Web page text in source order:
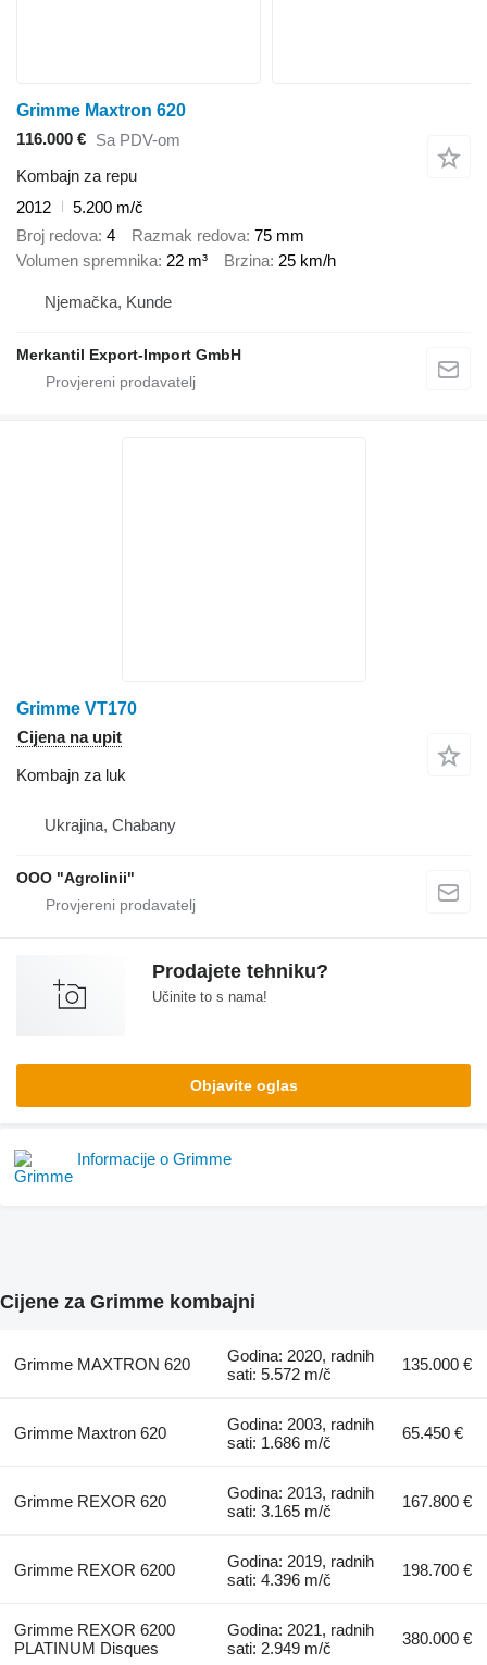
Grimme Maxtron 620
116.000 € Sa PDV-om
Kombajn za repu
2012
5.200 m/č
Broj redova 4 Razmak redova 75 mm
Volumen spremnika 22 m³ Brzina 25 km/h
Njemačka, Kunde
Merkantil Export-Import GmbH
Grimme VT170
Cijena na upit
Kombajn za luk
Ukrajina, Chabany
OOO "Agrolinii"
Prodajete tehniku?
Učinite to s nama!
Objavite oglas
Informacije o Grimme
Cijene za Grimme kombajni
Grimme MAXTRON 620
Godina: 2020, radnih
sati: 5.572 m/č
135.000 €
Grimme Maxtron 620
Godina: 2003, radnih
sati: 1.686 m/č
65.450 €
Grimme REXOR 620
Godina: 2013, radnih
sati: 3.165 m/č
167.800 €
Grimme REXOR 6200
Godina: 2019, radnih
sati: 4.396 m/č
198.700 €
Grimme REXOR 6200
PLATINUM Disques
Godina: 2021, radnih
sati: 2.949 m/č
380.000 €